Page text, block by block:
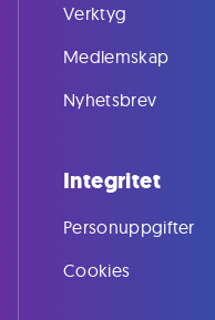
Verktyg
Medlemskap
Nyhetsbrev
Integritet
Personuppgifter
Cookies